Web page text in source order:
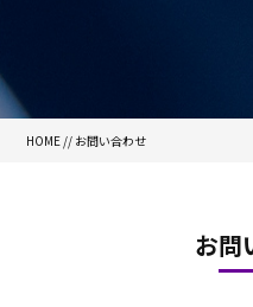
HOME // お問い合わせ
お問